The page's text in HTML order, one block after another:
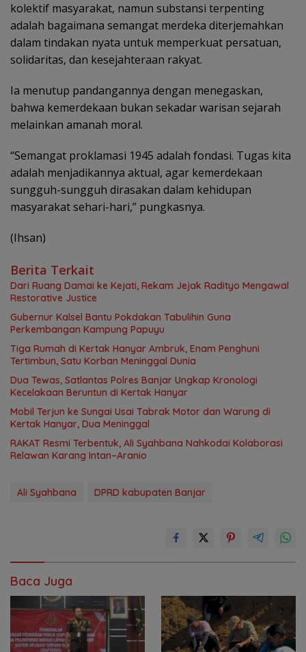
kolektif masyarakat, namun substansi terpenting
adalah bagaimana semangat merdeka diterjemahkan
dalam tindakan nyata untuk memperkuat persatuan,
solidaritas, dan kesejahteraan rakyat.
Ia menutup pandangannya dengan menegaskan,
bahwa kemerdekaan bukan sekadar warisan sejarah
melainkan amanah moral.
“Semangat proklamasi 1945 adalah fondasi. Tugas kita
adalah menjadikannya aktual, agar kemerdekaan
sungguh-sungguh dirasakan dalam kehidupan
masyarakat sehari-hari,” pungkasnya.
(Ihsan)
Berita Terkait
Dari Ruang Damai ke Kejati, Rekam Jejak Radityo Mengawal
Restorative Justice
Gubernur Kalsel Bantu Pokdakan Tabulihin Guna
Perkembangan Kampung Papuyu
Tiga Rumah di Kertak Hanyar Ambruk, Enam Penghuni
Tertimbun, Satu Korban Meninggal Dunia
Dua Tewas, Satlantas Polres Banjar Ungkap Kronologi
Kecelakaan Beruntun di Kertak Hanyar
Mobil Terjun ke Sungai Usai Tabrak Motor dan Warung di
Kertak Hanyar, Dua Meninggal
RAKAT Resmi Terbentuk, Ali Syahbana Nahkodai Kolaborasi
Relawan Karang Intan–Aranio
Ali Syahbana DPRD kabupaten Banjar
Baca Juga